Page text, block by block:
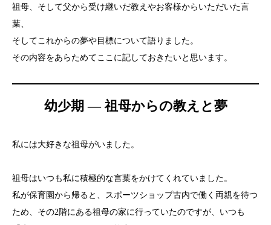
祖母、そして父から受け継いだ教えやお客様からいただいた言
葉、
そしてこれからの夢や目標について語りました。
その内容をあらためてここに記しておきたいと思います。
幼少期 ― 祖母からの教えと夢
私には大好きな祖母がいました。
祖母はいつも私に積極的な言葉をかけてくれていました。
私が保育園から帰ると、スポーツショップ古内で働く両親を待つ
ため、その2階にある祖母の家に行っていたのですが、いつも